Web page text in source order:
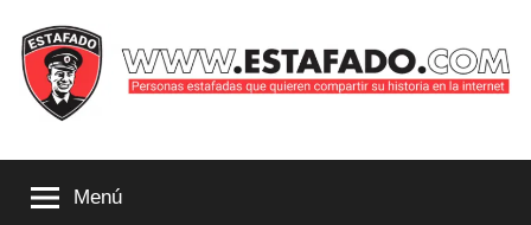
contenido
que
Menú